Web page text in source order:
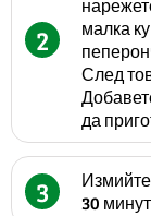
2
малка
След
да
3
30